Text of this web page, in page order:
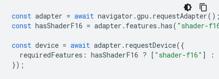
const adapter = await navigator .gpu . requestAdapter
const hasShaderF16 = adapter . features .has( "shader-
const device = await adapter . requestDevice({
requiredFeatures : hasShaderF16 ? [ "shader-f16" ] :
});